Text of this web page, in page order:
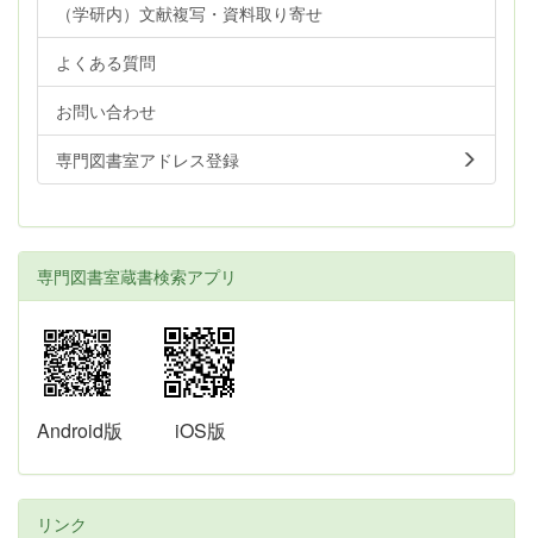
（学研内）文献複写・資料取り寄せ
よくある質問
お問い合わせ
専門図書室アドレス登録
専門図書室蔵書検索アプリ
Android版 iOS版
リンク